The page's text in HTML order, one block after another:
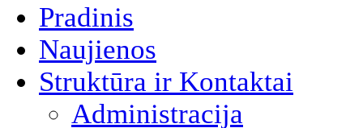
Pradinis
Naujienos
Struktūra ir Kontaktai
Administracija